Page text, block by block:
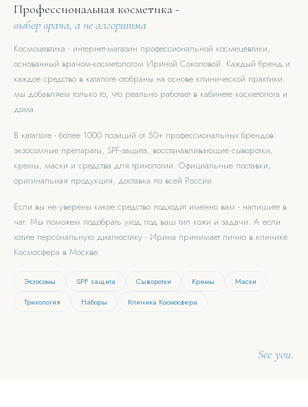
Профессиональная косметика -
выбор врача, а не алгоритма
Космоцевтика - интернет-магазин профессиональной космецевтики,
основанный врачом-косметологом Ириной Соколовой. Каждый бренд и
каждое средство в каталоге отобраны на основе клинической практики:
мы добавляем только то, что реально работает в кабинете косметолога и
дома.
В каталоге - более 1000 позиций от 50+ профессиональных брендов:
экзосомные препараты, SPF-защита, восстанавливающие сыворотки,
кремы, маски и средства для трихологии. Официальные поставки,
оригинальная продукция, доставка по всей России.
Если вы не уверены какое средство подходит именно вам - напишите в
чат. Мы поможем подобрать уход под ваш тип кожи и задачи. А если
хотите персональную диагностику - Ирина принимает лично в клинике
Космосфера в Москве.
Экзосомы SPF защита Сыворотки Кремы
Маски
Трихология
Наборы Клиника Космосфера
See you.